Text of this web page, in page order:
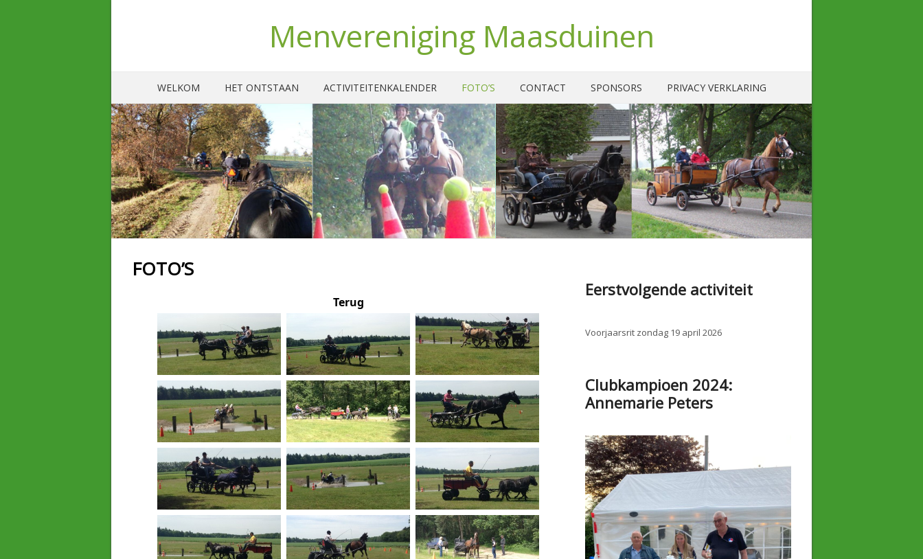
Menvereniging Maasduinen
WELKOM HET ONTSTAAN ACTIVITEITENKALENDER FOTO’S CONTACT SPONSORS PRIVACY VERKLARING
FOTO’S
Terug
Eerstvolgende activiteit
Voorjaarsrit zondag 19 april 2026
Clubkampioen 2024:
Annemarie Peters